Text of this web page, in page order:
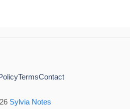
Sylvia Notes
TermsContact